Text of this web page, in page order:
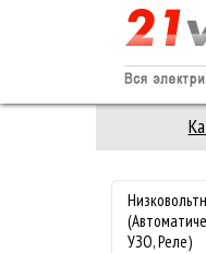
УЗО, Реле)